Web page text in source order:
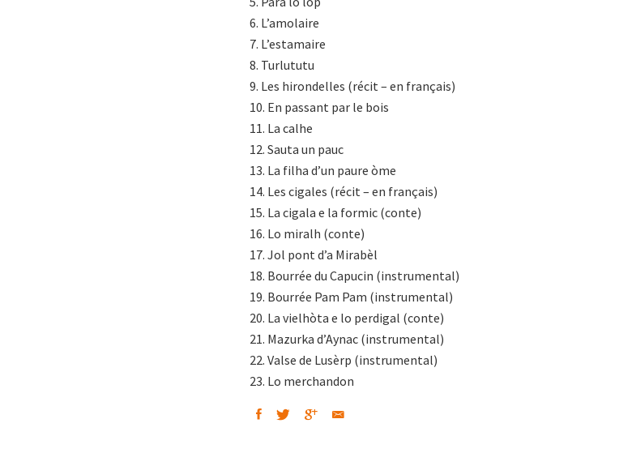
6. L’amolaire
7. L’estamaire
8. Turlututu
9. Les hirondelles (récit – en français)
10. En passant par le bois
11. La calhe
12. Sauta un pauc
13. La filha d’un paure òme
14. Les cigales (récit – en français)
15. La cigala e la formic (conte)
16. Lo miralh (conte)
17. Jol pont d’a Mirabèl
18. Bourrée du Capucin (instrumental)
19. Bourrée Pam Pam (instrumental)
20. La vielhòta e lo perdigal (conte)
21. Mazurka d’Aynac (instrumental)
22. Valse de Lusèrp (instrumental)
23. Lo merchandon